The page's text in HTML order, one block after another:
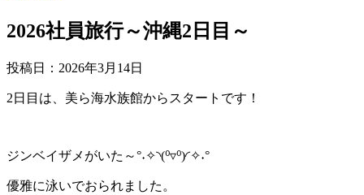
2026社員旅行～沖縄2日目～
投稿日： 2026年3月14日
2日目は、美ら海水族館からスタートです！
ジンベイザメがいた～°˖✧◝(⁰▿⁰)◜✧˖°
優雅に泳いでおられました。